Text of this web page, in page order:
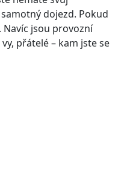
dojezd. Pokud
jsou provozní
přátelé – kam jste se